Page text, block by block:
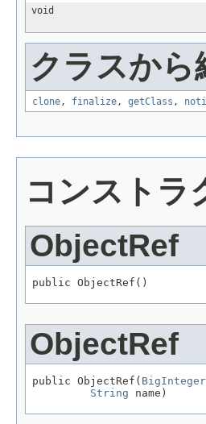
void
クラスか
clone, finalize, getClass ,
コンストラ
ObjectRef
public ObjectRef()
ObjectRef
public ObjectRef( BigInteger
String name)